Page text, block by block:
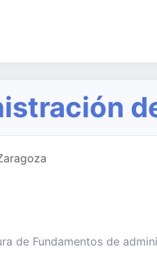
de Fundamentos de